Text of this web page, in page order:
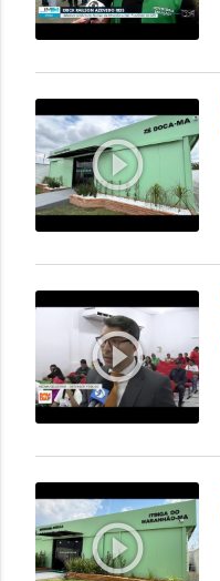
play_circle_outline
play_circle_outline
play_circle_outline